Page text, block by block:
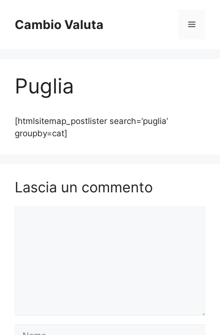
contenuto
Cambio Valuta Menu
Puglia
[htmlsitemap_postlister search=’puglia’
groupby=cat]
Lascia un commento
Nome